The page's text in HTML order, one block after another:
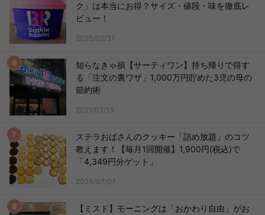
ク」は本当にお得？サイズ・値段・味を徹底レ
ビュー！
2025/05/31
知らなきゃ損【サーティワン】持ち帰りで得す
る「注文の裏ワザ」1,000万円貯めた3児の母の
節約術
2021/07/15
ステラおばさんのクッキー「詰め放題」のコツ
教えます！【毎月1回開催】1,900円(税込)で
「4,349円分ゲット」
2024/07/07
【ミスド】モーニングは「おかわり自由」がお